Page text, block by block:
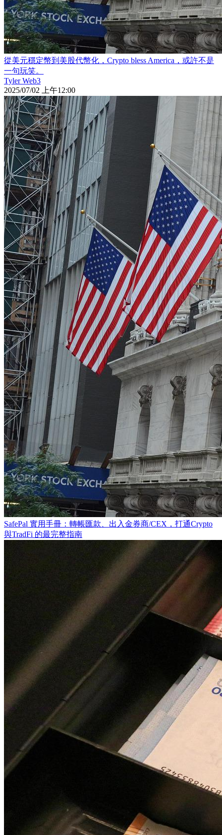
從美元穩定幣到美股代幣化，Crypto bless America，或許不是
一句玩笑。
Tyler Web3
2025/07/02 上午12:00
SafePal 實用手冊：轉帳匯款、出入金券商/CEX，打通Crypto
與TradFi 的最完整指南